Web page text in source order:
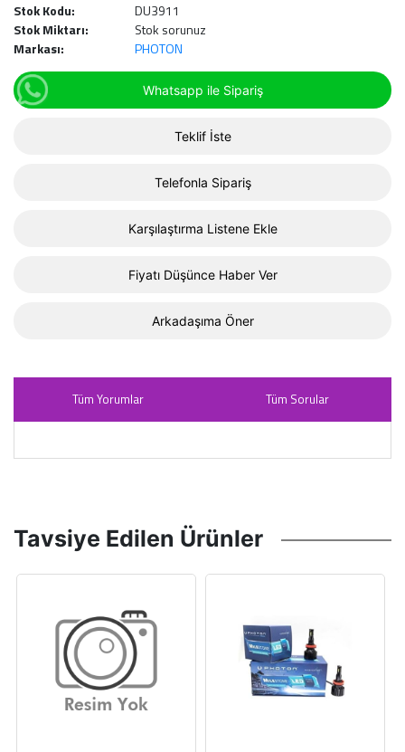
Stok Kodu:
DU3911
Stok Miktarı:
Stok sorunuz
Markası:
PHOTON
Whatsapp ile Sipariş
Teklif İste
Telefonla Sipariş
Karşılaştırma Listene Ekle
Fiyatı Düşünce Haber Ver
Arkadaşıma Öner
Tüm Yorumlar Tüm Sorular
Tavsiye Edilen Ürünler